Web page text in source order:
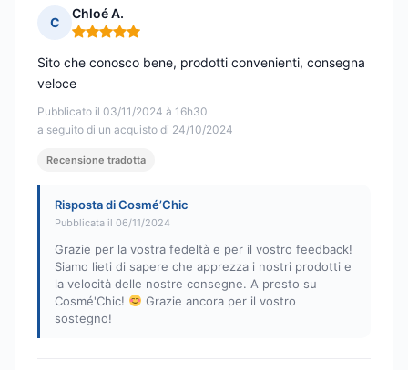
C
Chloé A.
Nota: 5 su 5
Pubblicato il 03/11/2024 à 16h30
a seguito di un acquisto di 24/10/2024
Sito che conosco bene, prodotti convenienti, consegna
veloce
Recensione tradotta
Risposta di Cosmé’Chic
Pubblicata il 06/11/2024
Grazie per la vostra fedeltà e per il vostro feedback!
Siamo lieti di sapere che apprezza i nostri prodotti e
la velocità delle nostre consegne. A presto su
Cosmé'Chic!
Grazie ancora per il vostro
sostegno!